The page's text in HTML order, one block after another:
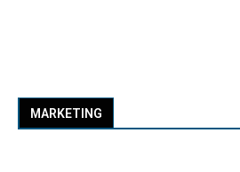
MARKETING